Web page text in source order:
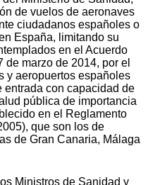
de vuelos de aeronaves
ciudadanos españoles o
España, limitando su
en el Acuerdo
marzo de 2014, por el
y aeropuertos españoles
entrada con capacidad de
pública de importancia
en el Reglamento
que son los de
de Gran Canaria, Málaga
Ministros de Sanidad y